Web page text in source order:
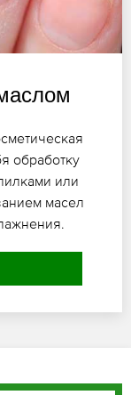
обработку
или
масел